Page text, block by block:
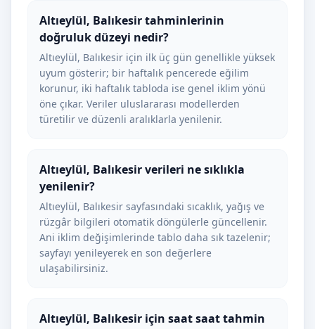
Altıeylül, Balıkesir tahminlerinin
doğruluk düzeyi nedir?
Altıeylül, Balıkesir için ilk üç gün genellikle yüksek
uyum gösterir; bir haftalık pencerede eğilim
korunur, iki haftalık tabloda ise genel iklim yönü
öne çıkar. Veriler uluslararası modellerden
türetilir ve düzenli aralıklarla yenilenir.
Altıeylül, Balıkesir verileri ne sıklıkla
yenilenir?
Altıeylül, Balıkesir sayfasındaki sıcaklık, yağış ve
rüzgâr bilgileri otomatik döngülerle güncellenir.
Ani iklim değişimlerinde tablo daha sık tazelenir;
sayfayı yenileyerek en son değerlere
ulaşabilirsiniz.
Altıeylül, Balıkesir için saat saat tahmin